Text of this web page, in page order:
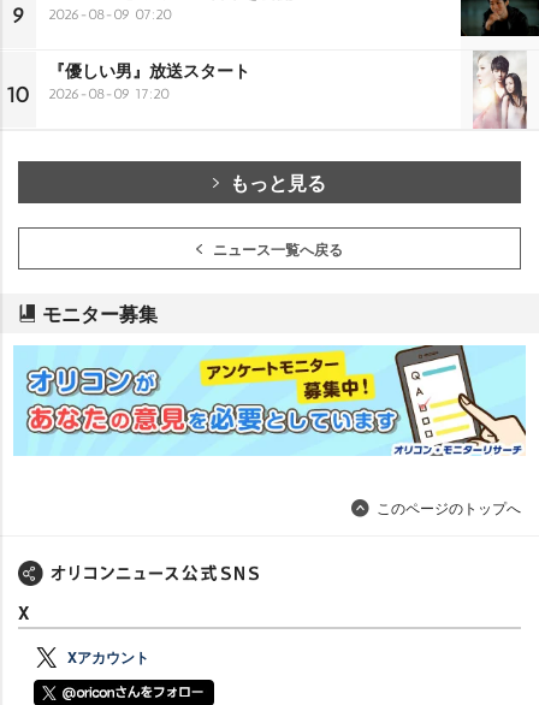
9 2026-08-09 07:20
10
『優しい男』放送スタート
2026-08-09 17:20
もっと見る
ニュース一覧へ戻る
モニター募集
このページのトップへ
X
Xアカウント